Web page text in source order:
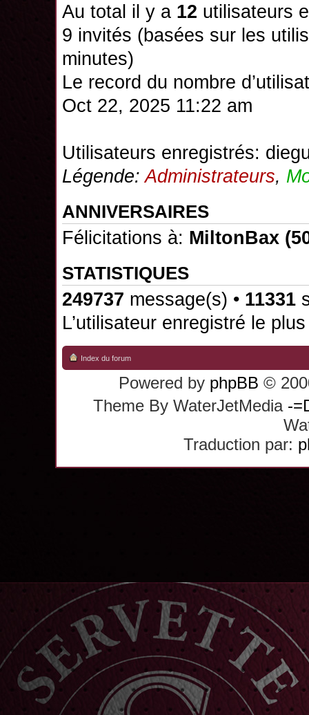
Au total il y a 12 utilisateurs
9 invités (basées sur les
minutes)
Le record du nombre
Oct 22, 2025 11:22 am
Utilisateurs enregistrés:
Légende:Administrateurs,
ANNIVERSAIRES
Félicitations à: MiltonBax
STATISTIQUES
249737 message(s) • 11331
L’utilisateur enregistré le
Index du forum
Powered by phpBB ©
Theme By WaterJetMedia -
Traduction par: